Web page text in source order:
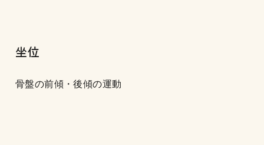
坐位
骨盤の前傾・後傾の運動